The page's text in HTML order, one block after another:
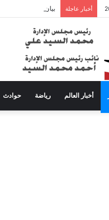
أخبار عاجلة بيان عاجل من
أخبار العالم رياضة حوادث